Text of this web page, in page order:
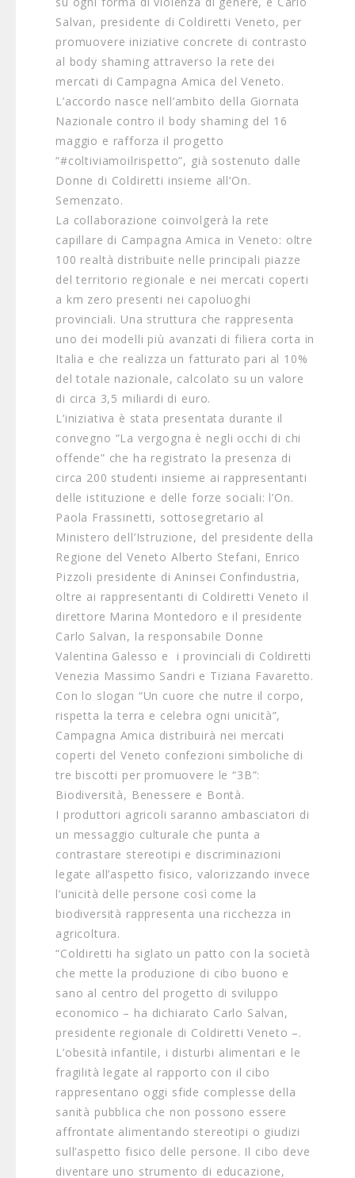
Salvan, presidente di Coldiretti Veneto, per
promuovere iniziative concrete di contrasto
al body shaming attraverso la rete dei
mercati di Campagna Amica del Veneto.
L’accordo nasce nell’ambito della Giornata
Nazionale contro il body shaming del 16
maggio e rafforza il progetto
“#coltiviamoilrispetto”, già sostenuto dalle
Donne di Coldiretti insieme all’On.
Semenzato.
La collaborazione coinvolgerà la rete
capillare di Campagna Amica in Veneto: oltre
100 realtà distribuite nelle principali piazze
del territorio regionale e nei mercati coperti
a km zero presenti nei capoluoghi
provinciali. Una struttura che rappresenta
uno dei modelli più avanzati di filiera corta in
Italia e che realizza un fatturato pari al 10%
del totale nazionale, calcolato su un valore
di circa 3,5 miliardi di euro.
L’iniziativa è stata presentata durante il
convegno “La vergogna è negli occhi di chi
offende” che ha registrato la presenza di
circa 200 studenti insieme ai rappresentanti
delle istituzione e delle forze sociali: l’On.
Paola Frassinetti, sottosegretario al
Ministero dell’Istruzione, del presidente della
Regione del Veneto Alberto Stefani, Enrico
Pizzoli presidente di Aninsei Confindustria,
oltre ai rappresentanti di Coldiretti Veneto il
direttore Marina Montedoro e il presidente
Carlo Salvan, la responsabile Donne
Valentina Galesso e i provinciali di Coldiretti
Venezia Massimo Sandri e Tiziana Favaretto.
Con lo slogan “Un cuore che nutre il corpo,
rispetta la terra e celebra ogni unicità”,
Campagna Amica distribuirà nei mercati
coperti del Veneto confezioni simboliche di
tre biscotti per promuovere le “3B”:
Biodiversità, Benessere e Bontà.
I produttori agricoli saranno ambasciatori di
un messaggio culturale che punta a
contrastare stereotipi e discriminazioni
legate all’aspetto fisico, valorizzando invece
l’unicità delle persone così come la
biodiversità rappresenta una ricchezza in
agricoltura.
“Coldiretti ha siglato un patto con la società
che mette la produzione di cibo buono e
sano al centro del progetto di sviluppo
economico – ha dichiarato Carlo Salvan,
presidente regionale di Coldiretti Veneto –.
L’obesità infantile, i disturbi alimentari e le
fragilità legate al rapporto con il cibo
rappresentano oggi sfide complesse della
sanità pubblica che non possono essere
affrontate alimentando stereotipi o giudizi
sull’aspetto fisico delle persone. Il cibo deve
diventare uno strumento di educazione,